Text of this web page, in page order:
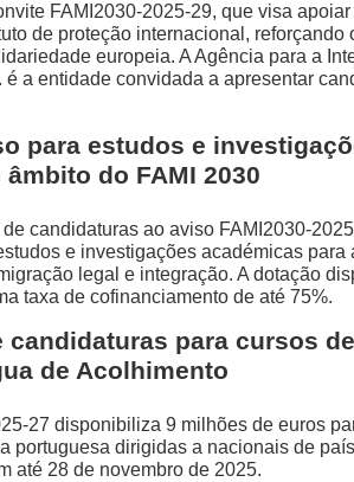
FAMI2030-2025-29, que visa
de proteção internacional, reforçando
europeia. A Agência para a
é a entidade convidada a apresentar
para estudos e
do FAMI 2030
candidaturas ao aviso FAMI2030-
e investigações académicas para
legal e integração. A dotação
taxa de cofinanciamento de até 75%.
candidaturas para cursos de
de Acolhimento
27 disponibiliza 9 milhões de euros
portuguesa dirigidas a nacionais de
até 28 de novembro de 2025.